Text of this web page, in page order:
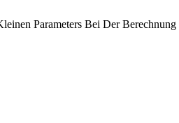
Parameters Bei Der